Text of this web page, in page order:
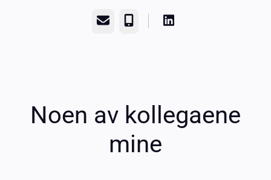
E-post Telefonnummer
Noen av kollegaene
mine